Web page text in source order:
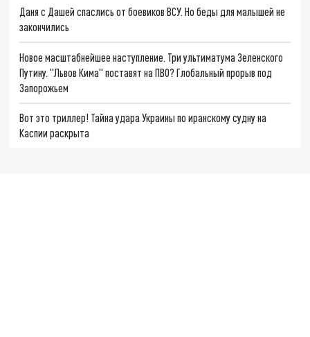
Даня с Дашей спаслись от боевиков ВСУ. Но беды для малышей не
закончились
Новое масштабнейшее наступление. Три ультиматума Зеленского
Путину. "Львов Кима" поставят на ПВО? Глобальный прорыв под
Запорожьем
Вот это триллер! Тайна удара Украины по иранскому судну на
Каспии раскрыта